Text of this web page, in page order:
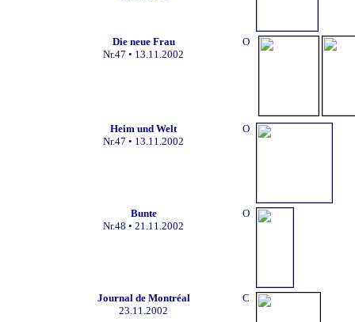
Die neue Frau
Nr.47 • 13.11.2002
O
Heim und Welt
Nr.47 • 13.11.2002
O
Bunte
Nr.48 • 21.11.2002
O
Journal de Montréal
23.11.2002
C